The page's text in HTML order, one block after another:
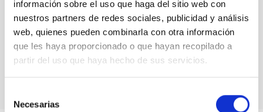
información sobre el uso que haga del sitio web con
nuestros partners de redes sociales, publicidad y análisis
web, quienes pueden combinarla con otra información
que les haya proporcionado o que hayan recopilado a
partir del uso que haya hecho de sus servicios.
Necesarias